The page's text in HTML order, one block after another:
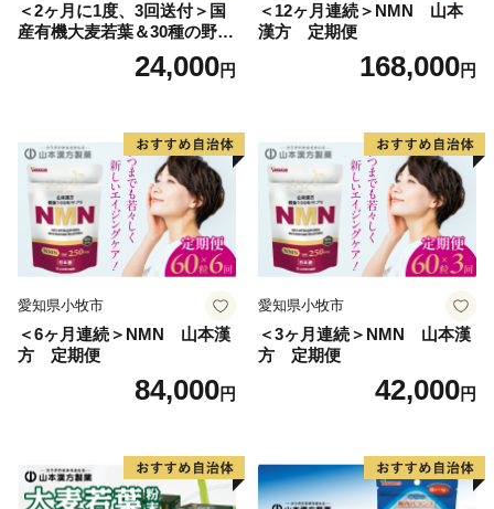
＜2ヶ月に1度、3回送付＞国
産有機大麦若葉＆30種の野
菜 山本漢方 定期便
24,000円
＜12ヶ月連続＞NMN 山本
漢方 定期便
168,000円
愛知県小牧市
＜6ヶ月連続＞NMN 山本漢
方 定期便
84,000円
愛知県小牧市
＜3ヶ月連続＞NMN 山本漢
方 定期便
42,000円